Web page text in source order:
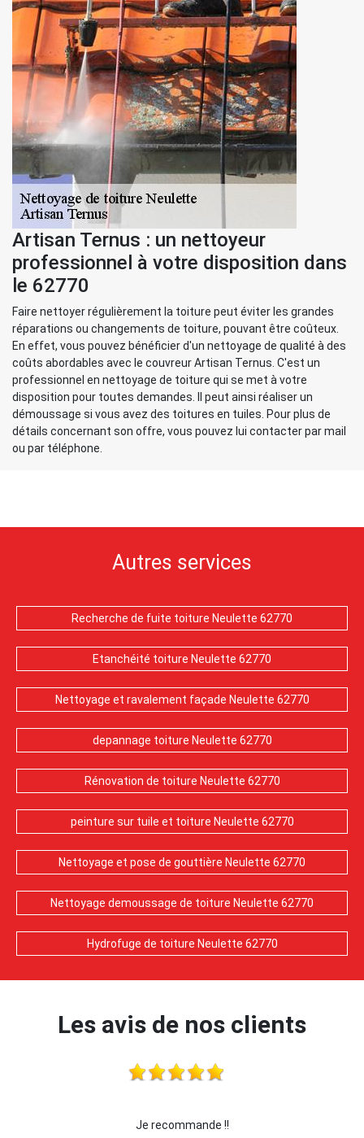
Artisan Ternus : un nettoyeur
professionnel à votre disposition dans
le 62770
Faire nettoyer régulièrement la toiture peut éviter les grandes
réparations ou changements de toiture, pouvant être coûteux.
En effet, vous pouvez bénéficier d'un nettoyage de qualité à des
coûts abordables avec le couvreur Artisan Ternus. C'est un
professionnel en nettoyage de toiture qui se met à votre
disposition pour toutes demandes. Il peut ainsi réaliser un
démoussage si vous avez des toitures en tuiles. Pour plus de
détails concernant son offre, vous pouvez lui contacter par mail
ou par téléphone.
Autres services
Recherche de fuite toiture Neulette 62770
Etanchéité toiture Neulette 62770
Nettoyage et ravalement façade Neulette 62770
depannage toiture Neulette 62770
Rénovation de toiture Neulette 62770
peinture sur tuile et toiture Neulette 62770
Nettoyage et pose de gouttière Neulette 62770
Nettoyage demoussage de toiture Neulette 62770
Hydrofuge de toiture Neulette 62770
Les avis de nos clients
je recommande cette entreprise les yeux fermés